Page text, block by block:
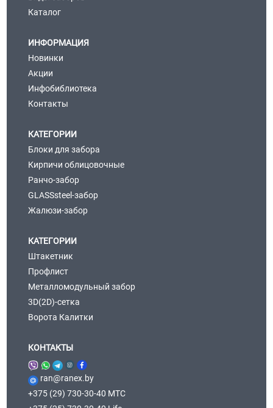
Каталог
ИНФОРМАЦИЯ
Новинки
Акции
Инфобиблиотека
Контакты
КАТЕГОРИИ
Блоки для забора
Кирпичи облицовочные
Ранчо-забор
GLASSsteel-забор
Жалюзи-забор
КАТЕГОРИИ
Штакетник
Профлист
Металломодульный забор
3D(2D)-сетка
Ворота Калитки
КОНТАКТЫ
ran@ranex.by
+375 (29) 730-30-40 МТС